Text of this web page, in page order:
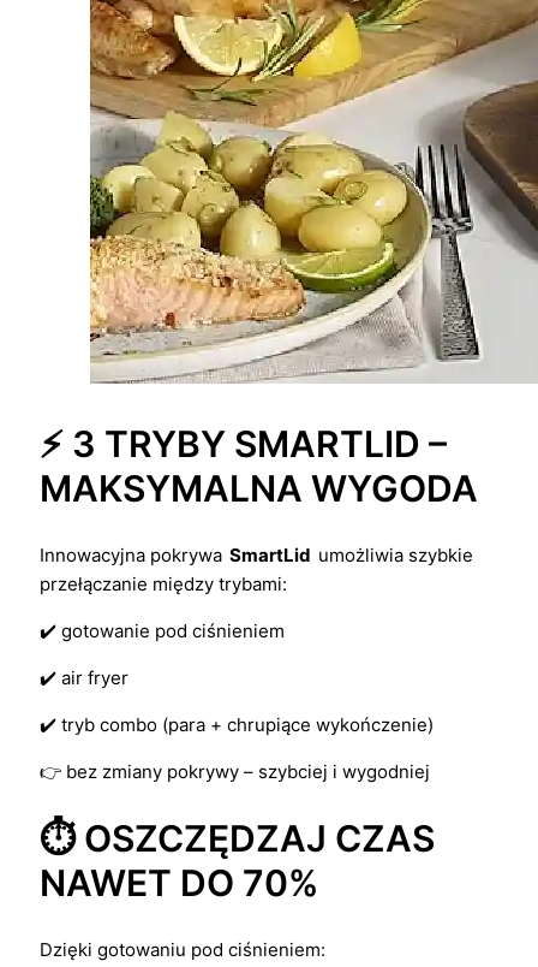
⚡ 3 TRYBY SMARTLID –
MAKSYMALNA WYGODA
Innowacyjna pokrywa SmartLid umożliwia szybkie
przełączanie między trybami:
✔️ gotowanie pod ciśnieniem
✔️ air fryer
✔️ tryb combo (para + chrupiące wykończenie)
👉 bez zmiany pokrywy – szybciej i wygodniej
⏱️ OSZCZĘDZAJ CZAS
NAWET DO 70%
Dzięki gotowaniu pod ciśnieniem: